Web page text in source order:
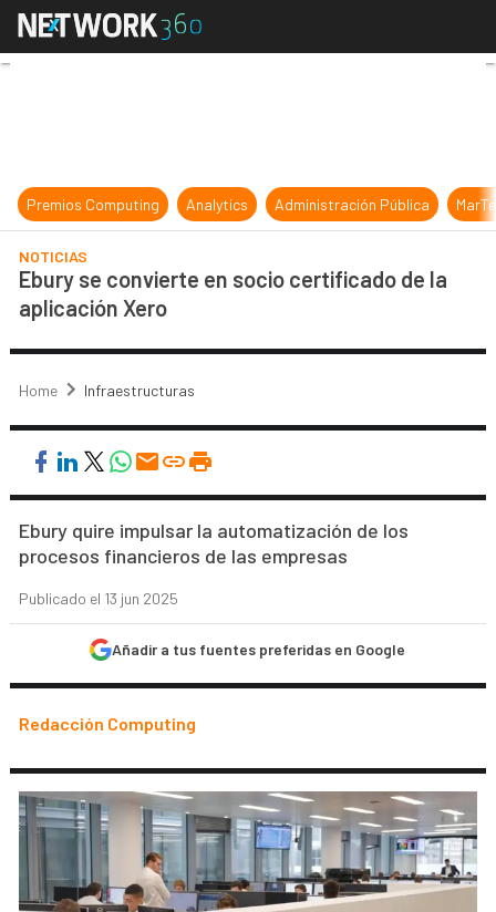
Ebury se convierte en socio
Premios Computing Analytics Administración Pública
NOTICIAS
Ebury se convierte en socio certificado de la
aplicación Xero
Home Infraestructuras
Ebury quire impulsar la automatización de los
procesos financieros de las empresas
Publicado el 13 jun 2025
Añadir a tus fuentes preferidas en Google
Redacción Computing